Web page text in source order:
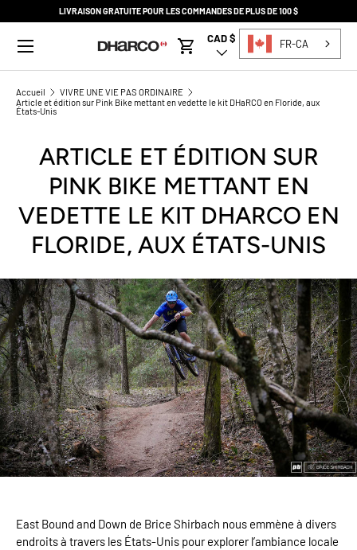
LIVRAISON GRATUITE POUR LES COMMANDES DE PLUS DE 100 $
Menu
Panier
Pays/Région
CAD $ FR-CA
Accueil
VIVRE UNE VIE PAS ORDINAIRE
Article et édition sur Pink Bike mettant en vedette le kit DHaRCO en Floride, aux
États-Unis
ARTICLE ET ÉDITION SUR
PINK BIKE METTANT EN
VEDETTE LE KIT DHARCO EN
FLORIDE, AUX ÉTATS-UNIS
East Bound and Down de Brice Shirbach nous emmène à divers
endroits à travers les États-Unis pour explorer l’ambiance locale